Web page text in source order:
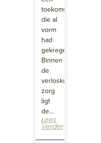
toekomst
die al
vorm
had
gekregen.
Binnen
de
verloskundige
zorg
ligt
de…
Lees
Verder